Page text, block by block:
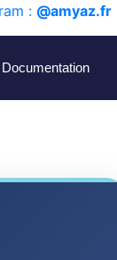
: @amyaz.fr
Documentation